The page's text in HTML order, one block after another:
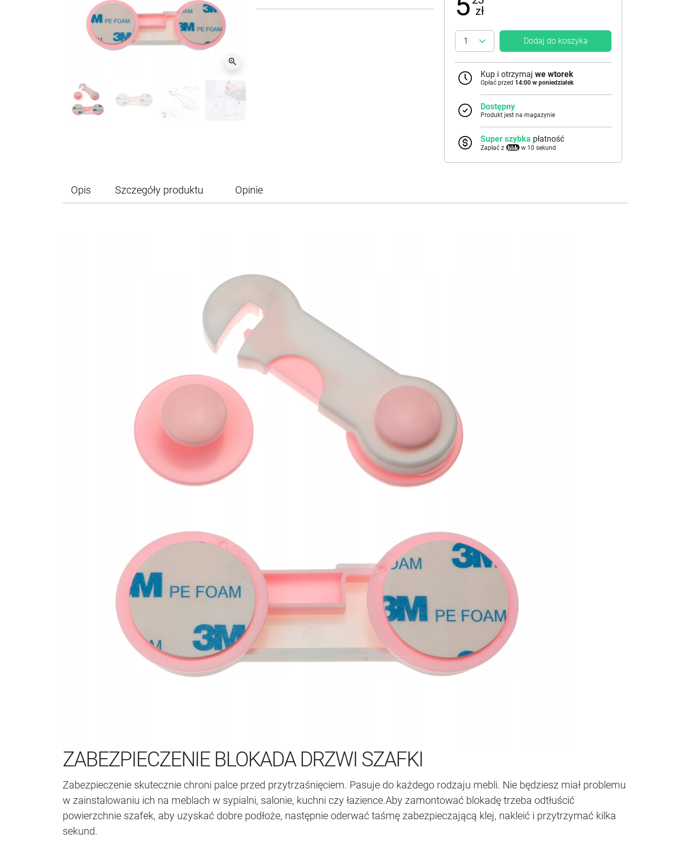
zoom_in
zł
Dodaj do koszyka
Kup i otrzymajwe wtorek
Opłać przed 14:00 w poniedziałek
Dostępny
Produkt jest na magazynie
Super szybka płatność
Zapłać z w 10 sekund
Opis Szczegóły produktu Opinie
ZABEZPIECZENIE BLOKADA DRZWI SZAFKI
Zabezpieczenie skutecznie chroni palce przed przytrzaśnięciem. Pasuje do każdego rodzaju mebli. Nie będziesz miał problemu
w zainstalowaniu ich na meblach w sypialni, salonie, kuchni czy łazience.Aby zamontować blokadę trzeba odtłuścić
powierzchnie szafek, aby uzyskać dobre podłoże, następnie oderwać taśmę zabezpieczającą klej, nakleić i przytrzymać kilka
sekund.